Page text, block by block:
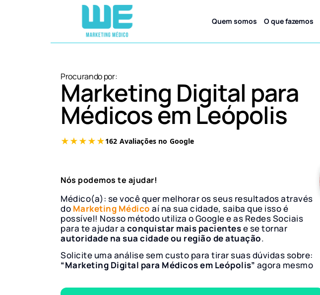
Quem somos O que fazemos
Procurando por:
Marketing Digital para
Médicos em Leópolis
Nós podemos te ajudar!
Médico(a): se você quer melhorar os seus resultados através
do Marketing Médico aí na sua cidade, saiba que isso é
possível! Nosso método utiliza o Google e as Redes Sociais
para te ajudar a conquistar mais pacientese se tornar
autoridade na sua cidade ou região de atuação.
Solicite uma análise sem custo para tirar suas dúvidas sobre:
“Marketing Digital para Médicos em Leópolis” agora mesmo